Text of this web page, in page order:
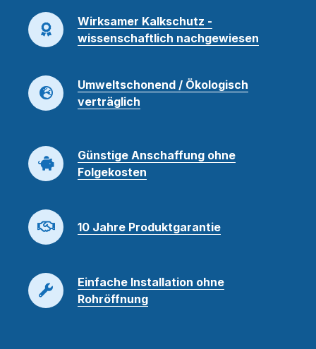
Wirksamer Kalkschutz -
wissenschaftlich nachgewiesen
Umweltschonend / Ökologisch
verträglich
Günstige Anschaffung ohne
Folgekosten
10 Jahre Produktgarantie
Einfache Installation ohne
Rohröffnung